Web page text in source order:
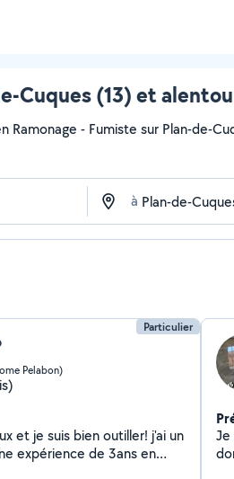
Cuques (13) et
- Fumiste sur Plan-de-
à
Particulier
Pelabon)
et je suis bien outiller! j'ai un
expérience de 3ans en
Je